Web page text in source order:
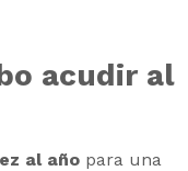
acudir al
al año para una